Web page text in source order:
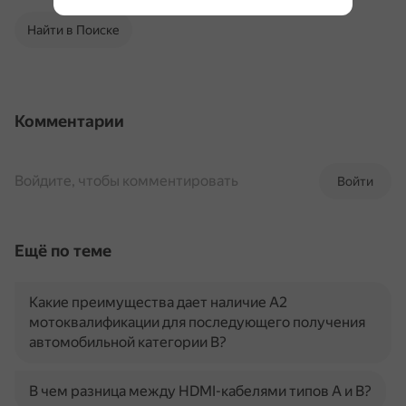
Найти в Поиске
Комментарии
Войти
Войдите, чтобы комментировать
Ещё по теме
Какие преимущества дает наличие A2
мотоквалификации для последующего получения
автомобильной категории B?
В чем разница между HDMI-кабелями типов A и B?